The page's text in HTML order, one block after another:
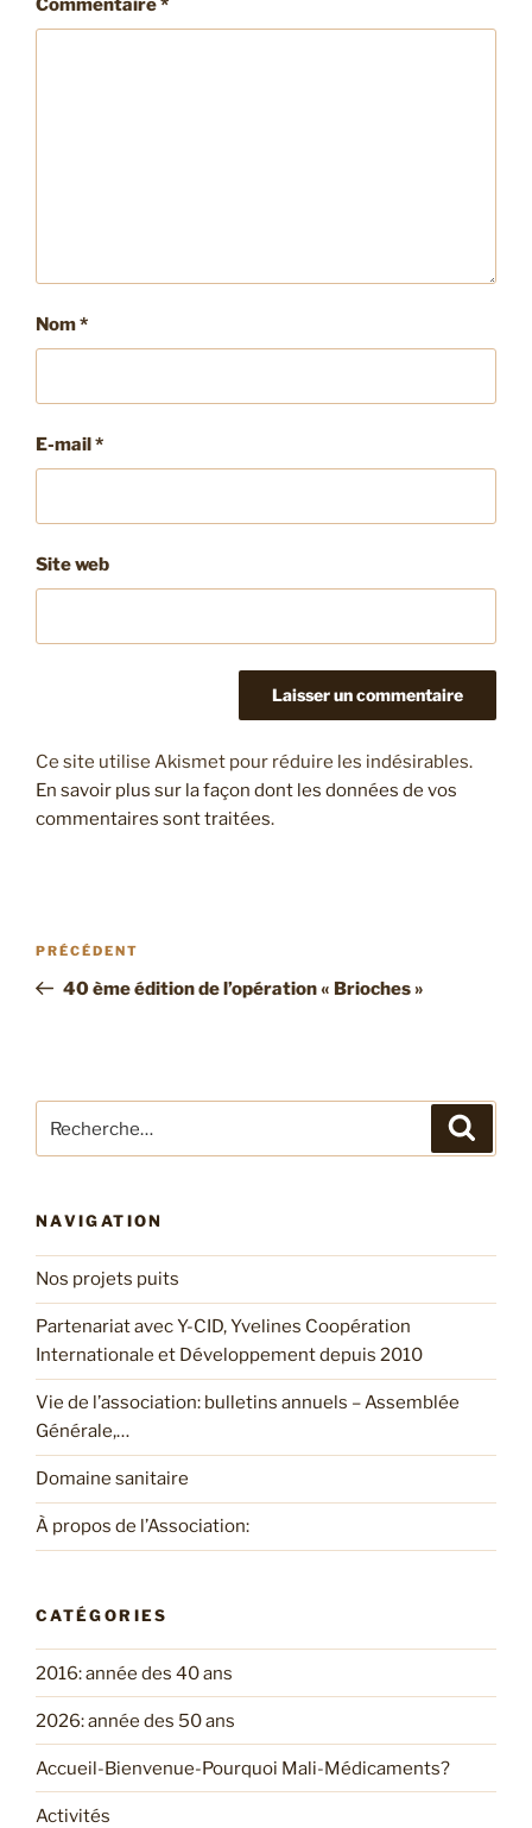
Commentaire*
Nom*
E-mail*
Site web
Ce site utilise Akismet pour réduire les indésirables.
En savoir plus sur la façon dont les données de vos
commentaires sont traitées.
Navigation
l’article
Article
précédent
PRÉCÉDENT
40 ème édition de l’opération « Brioches »
pour
NAVIGATION
Nos projets puits
Partenariat avec Y-CID, Yvelines Coopération
Internationale et Développement depuis 2010
Vie de l’association: bulletins annuels – Assemblée
Générale,…
Domaine sanitaire
À propos de l’Association:
CATÉGORIES
2016: année des 40 ans
2026: année des 50 ans
Accueil-Bienvenue-Pourquoi Mali-Médicaments?
Activités